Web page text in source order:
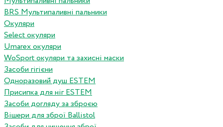
BRS Мультипаливні пальники
Окуляри
Select окуляри
Umarex окуляри
WoSport окуляри та захисні маски
Засоби гігієни
Одноразовий душ ESTEM
Присипка для ніг ESTEM
Засоби догляду за зброєю
Вішери для зброї Ballistol